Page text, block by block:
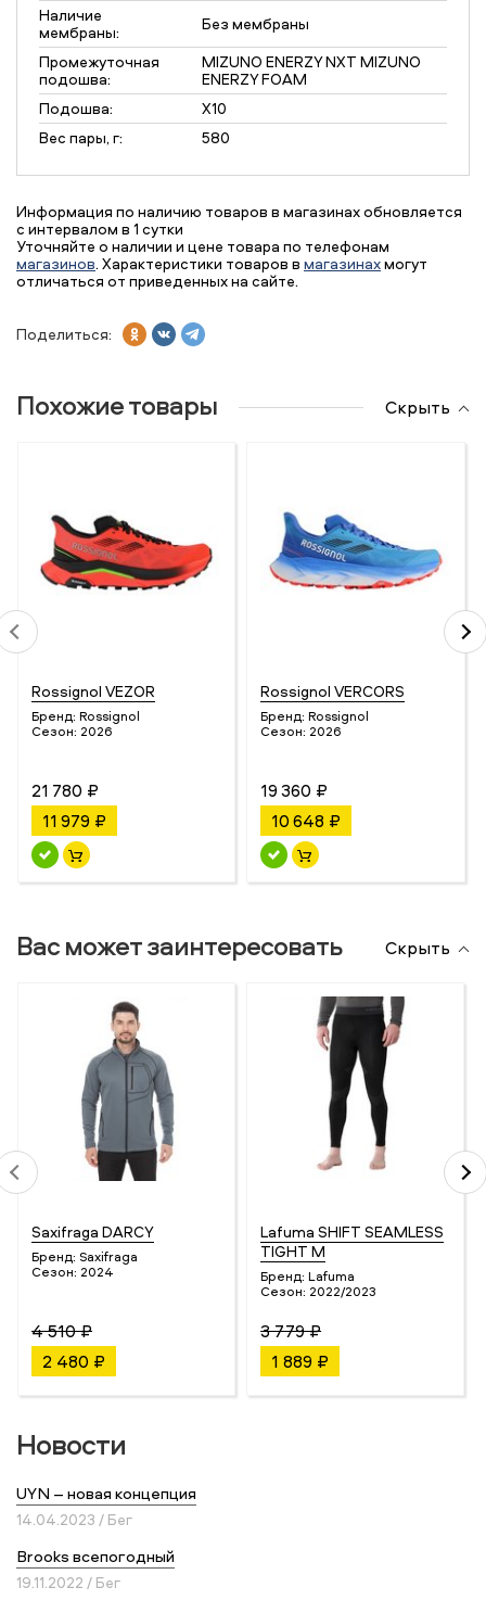
Наличие
мембраны:
Без мембраны
Промежуточная
подошва:
MIZUNO ENERZY NXT MIZUNO
ENERZY FOAM
Подошва:
X10
Вес пары, г:
580
Информация по наличию товаров в магазинах обновляется
с интервалом в 1 сутки
Уточняйте о наличии и цене товара по телефонам
магазинов. Характеристики товаров в магазинахмогут
отличаться от приведенных на сайте.
Поделиться:
Похожие товары Скрыть
Rossignol VEZOR
Бренд: Rossignol
Сезон: 2026
21 780 ₽
11 979 ₽
Rossignol VERCORS
Бренд: Rossignol
Сезон: 2026
19 360 ₽
10 648 ₽
Вас может заинтересовать Скрыть
Saxifraga DARCY
Бренд: Saxifraga
Сезон: 2024
4 510 ₽
2 480 ₽
Lafuma SHIFT SEAMLESS
TIGHT M
Бренд: Lafuma
Сезон: 2022/2023
3 779 ₽
1 889 ₽
Новости
UYN – новая концепция
14.04.2023 / Бег
Brooks всепогодный
19.11.2022 / Бег